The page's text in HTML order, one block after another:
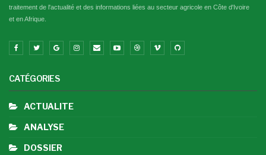
traitement de l'actualité et des informations liées au secteur agricole en Côte d'Ivoire
et en Afrique.
CATÉGORIES
ACTUALITE
ANALYSE
DOSSIER